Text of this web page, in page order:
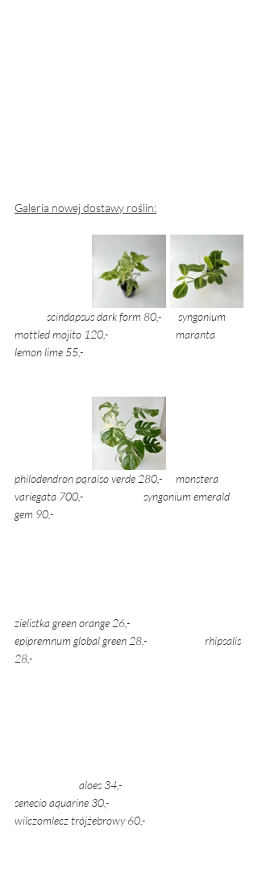
Galeria nowej dostawy roślin:
scindapsus dark form 80,- 	 syngonium
mottled mojito 120,- 		maranta
lemon lime 55,-
philodendron pqraiso verde 280,- 	monstera
variegata 700,- 		syngonium emerald
gem 90,-
zielistka green orange 26,-
epipremnum global green 28,- 	            rhipsalis
28,-
senecio aquarine 30,-
wilczomlecz trójżebrowy 60,-